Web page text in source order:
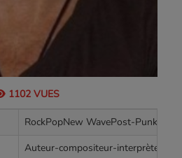
1102 VUES
RockPopNew WavePost-
Auteur-compositeur-